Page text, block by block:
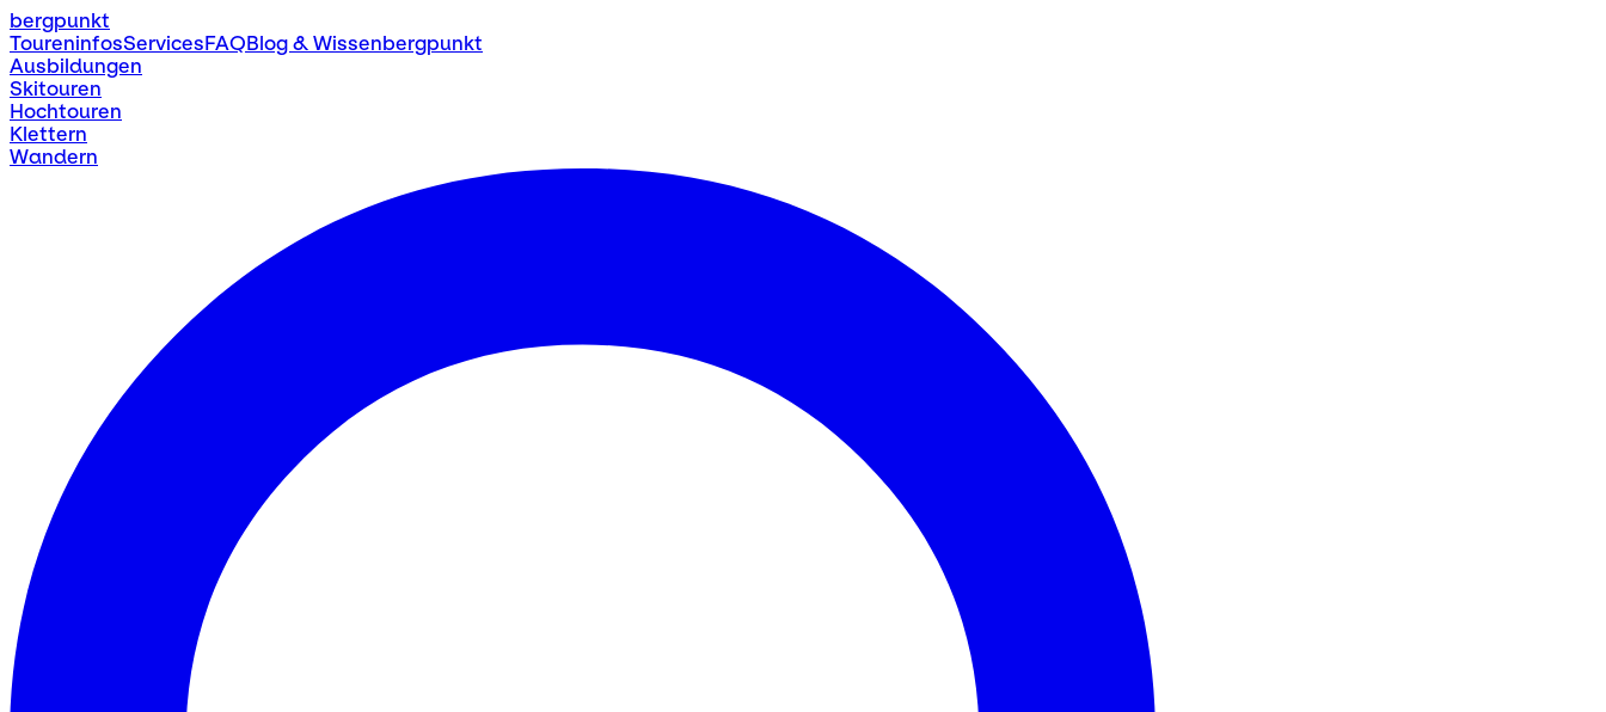
bergpunkt
ToureninfosServicesFAQBlog & Wissenbergpunkt
Ausbildungen
Skitouren
Hochtouren
Klettern
Wandern